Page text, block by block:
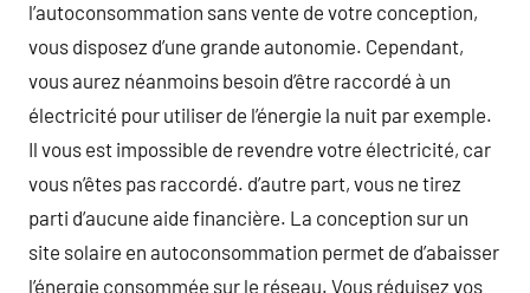
l’autoconsommation sans vente de votre conception,
vous disposez d’une grande autonomie. Cependant,
vous aurez néanmoins besoin d’être raccordé à un
électricité pour utiliser de l’énergie la nuit par exemple.
Il vous est impossible de revendre votre électricité, car
vous n’êtes pas raccordé. d’autre part, vous ne tirez
parti d’aucune aide financière. La conception sur un
site solaire en autoconsommation permet de d’abaisser
l’énergie consommée sur le réseau. Vous réduisez vos